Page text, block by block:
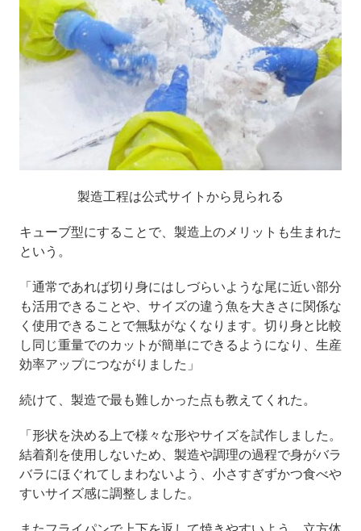
製造工程は公式サイトから見られる
キューブ型にすることで、製造上のメリットも生まれた
という。
「通常であれば切り身にはしづらいような尾に近い部分
も活用できることや、サイズの違う魚を大きさに関係な
く使用できることで無駄がなくなります。切り身と比較
し同じ重量でのカットが簡単にできるようになり、生産
効率アップにつながりました」
続けて、製造で最も難しかった点も教えてくれた。
「形状を決める上で様々な形やサイズを試作しました。
結着剤を使用しないため、製造や調理の過程で身がバラ
バラにほぐれてしまわないよう、小さすぎずかつ食べや
すいサイズ感に調整しました。